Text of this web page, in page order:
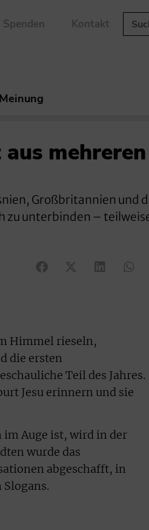
Spenden Kontakt
Meinung
mehreren
Großbritannien und
zu unterbinden –
Himmel rieseln,
die ersten
Teil des Jahres.
Jesu erinnern und sie
im Auge ist, wird in der
wurde das
abgeschafft, in